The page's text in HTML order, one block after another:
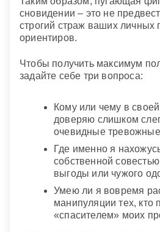
сновидении – это не
строгий страж ваших личных
ориентиров.
Чтобы получить максимум
задайте себе три вопроса:
Кому или чему в
доверяю слишком
очевидные
Где именно я
собственной
выгоды или чужого
Умею ли я вовремя
манипуляции тех, кто
«спасителем» моих